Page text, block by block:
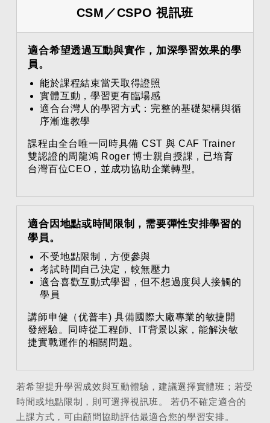
CSM／CSPO 視訊班
適合希望透過互動與實作，加深學習效果的學
員。
能於課程結束當天取得證照
實體互動，學習更有臨場感
適合台灣人的學習方式：完整的基礎架構與循
序漸進教學
課程由全台唯一同時具備 CST 與 CAF Trainer
雙認證的周龍鴻 Roger 博士親自授課，已培育
台灣百位CEO，並成功協助企業轉型。
適合因地點或時間限制，需要彈性安排學習的
學員。
不受地點限制，方便參與
考試時間自己決定，較無壓力
適合喜歡互動式學習，但不想過度與人接觸的
學員
講師申健（优普丰) 具備國際大廠專業的敏捷開
發經驗。同時從工程師、IT背景以家，能解決敏
捷實戰運作的相關問題。
若希望提升學習成效與互動體驗，建議選擇實體班；若受
時間或地點限制，則可選擇視訊班。 若仍不確定適合的
上課方式，可由顧問協助評估最適合您的學習安排。